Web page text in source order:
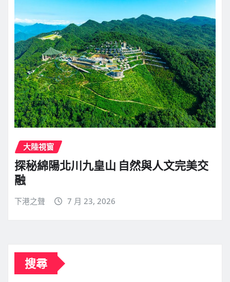
大陸視窗
探秘綿陽北川九皇山 自然與人文完美交
融
下港之聲 7 月 23, 2026
搜尋